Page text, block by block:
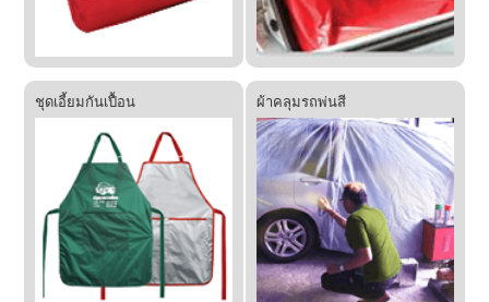
ชุดเอี้ยมกันเปื้อน ผ้าคลุมรถพ่นสี